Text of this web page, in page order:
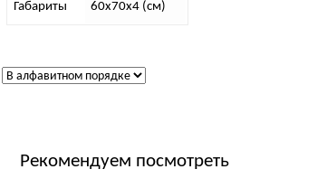
Габариты 60х70х4 (см)
Рекомендуем посмотреть